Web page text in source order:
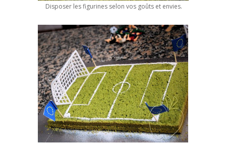
Disposer les figurines selon vos goûts et envies.